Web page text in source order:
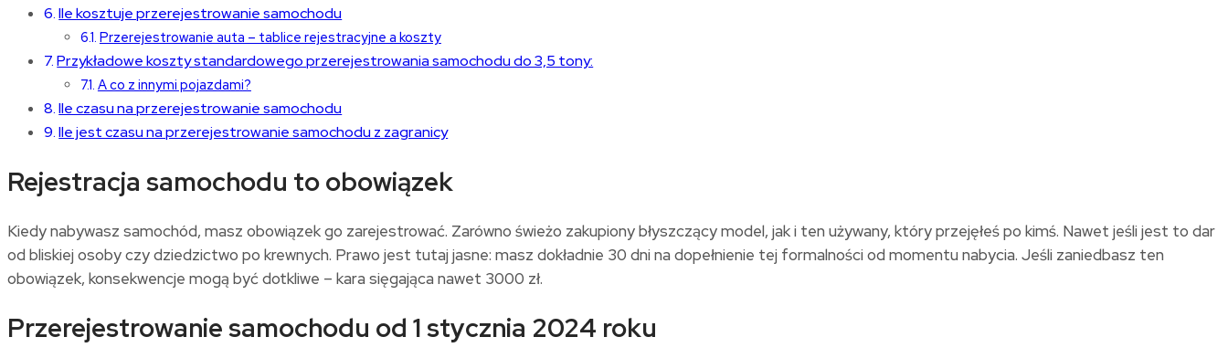
Ile kosztuje przerejestrowanie samochodu
Przerejestrowanie auta – tablice rejestracyjne a koszty
Przykładowe koszty standardowego przerejestrowania samochodu do 3,5 tony:
A co z innymi pojazdami?
Ile czasu na przerejestrowanie samochodu
Ile jest czasu na przerejestrowanie samochodu z zagranicy
Rejestracja samochodu to obowiązek
Kiedy nabywasz samochód, masz obowiązek go zarejestrować. Zarówno świeżo zakupiony błyszczący model, jak i ten używany, który przejęłeś po kimś. Nawet jeśli jest to dar
od bliskiej osoby czy dziedzictwo po krewnych. Prawo jest tutaj jasne: masz dokładnie 30 dni na dopełnienie tej formalności od momentu nabycia. Jeśli zaniedbasz ten
obowiązek, konsekwencje mogą być dotkliwe – kara sięgająca nawet 3000 zł.
Przerejestrowanie samochodu od 1 stycznia 2024 roku